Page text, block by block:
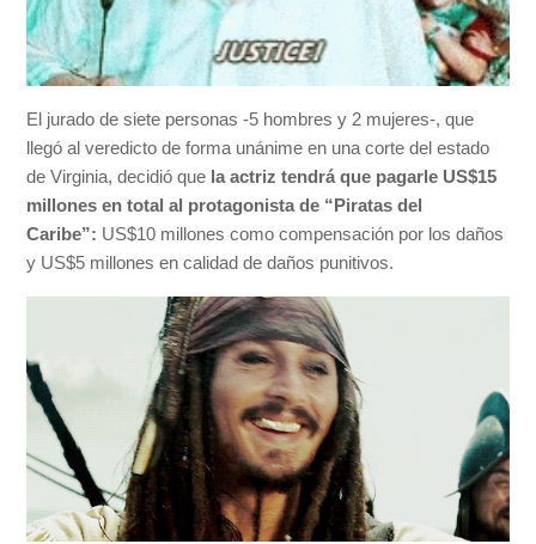
El jurado de siete personas -5 hombres y 2 mujeres-, que
llegó al veredicto de forma unánime en una corte del estado
de Virginia, decidió que la actriz tendrá que pagarle US$15
millones en total al protagonista de “Piratas del
Caribe”: US$10 millones como compensación por los daños
y US$5 millones en calidad de daños punitivos.